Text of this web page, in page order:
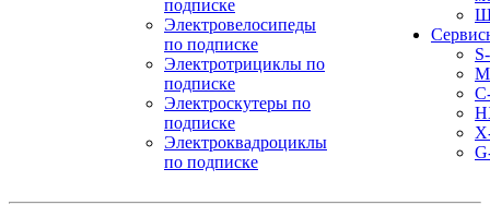
подписке
Электровелосипеды
по подписке
Электротрициклы по
подписке
Электроскутеры по
подписке
Электроквадроциклы
по подписке